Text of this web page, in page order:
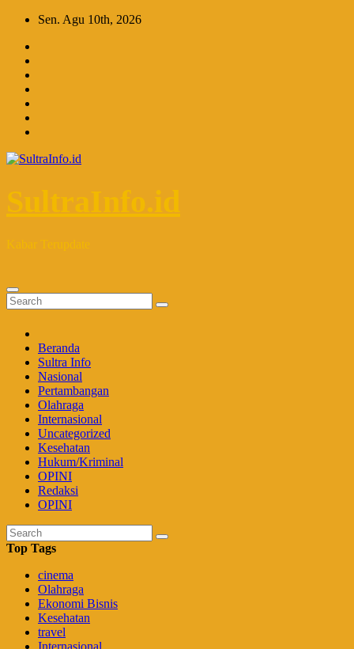
Skip
content
Sen. Agu 10th, 2026
SultraInfo.id
Kabar Terupdate
Beranda
Sultra Info
Nasional
Pertambangan
Olahraga
Internasional
Uncategorized
Kesehatan
Hukum/Kriminal
OPINI
Redaksi
OPINI
Top Tags
cinema
Olahraga
Ekonomi Bisnis
Kesehatan
travel
Internasional